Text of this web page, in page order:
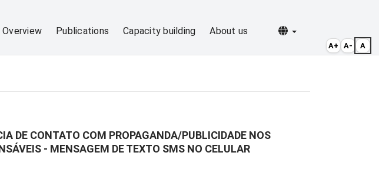
Publications Capacity building About us Selecionar idioma
DE CONTATO COM PROPAGANDA/PUBLICIDADE NOS
- MENSAGEM DE TEXTO SMS NO CELULAR
A+ A- A